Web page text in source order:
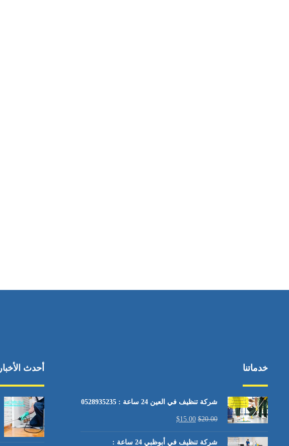
خدماتنا
شركة تنظيف في العين 24 ساعة : 0528935235
$20.00
$15.00
شركة تنظيف في أبوظبي 24 ساعة :
أحدث الأخبار